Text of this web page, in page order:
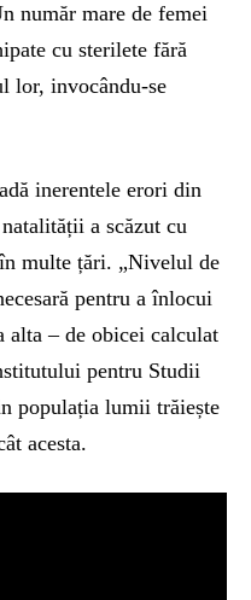
număr mare de femei
cu sterilete fără
lor, invocându-se
inerentele erori din
a scăzut cu
multe țări. „Nivelul de
pentru a înlocui
alta – de obicei calculat
pentru Studii
populația lumii trăiește
acesta.